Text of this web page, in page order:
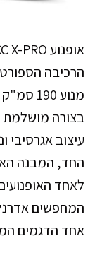
הרכיבה
עיצוב
החד, המבנה
לאחד
המחפשים
אחד הדגמים